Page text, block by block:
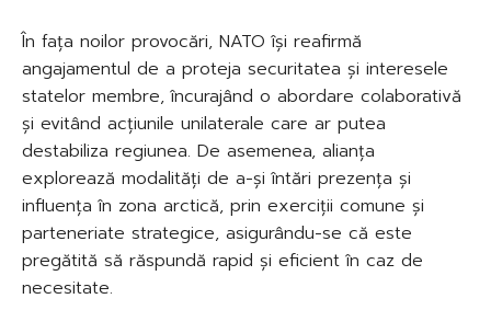
În fața noilor provocări, NATO își reafirmă
angajamentul de a proteja securitatea și interesele
statelor membre, încurajând o abordare colaborativă
și evitând acțiunile unilaterale care ar putea
destabiliza regiunea. De asemenea, alianța
explorează modalități de a-și întări prezența și
influența în zona arctică, prin exerciții comune și
parteneriate strategice, asigurându-se că este
pregătită să răspundă rapid și eficient în caz de
necesitate.